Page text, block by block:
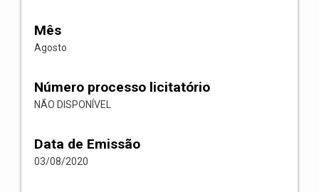
Mês
Agosto
Número processo licitatório
NÃO DISPONÍVEL
Data de Emissão
03/08/2020